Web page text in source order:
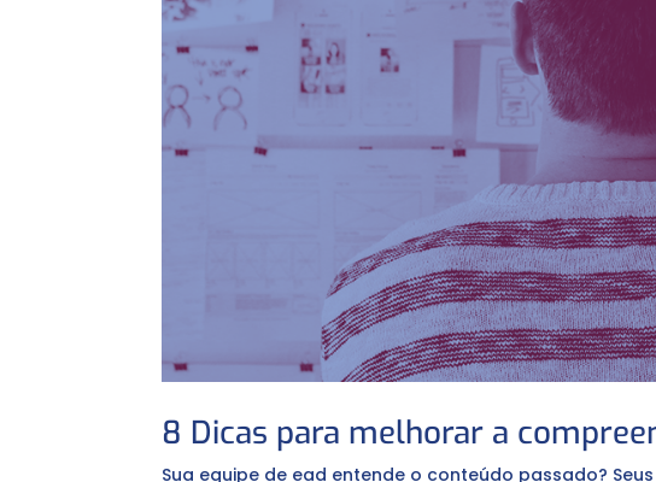
8 Dicas para melhorar a
Sua equipe de ead entende o conteúdo passado?